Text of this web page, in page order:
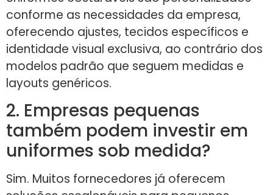
conforme as necessidades da empresa,
oferecendo ajustes, tecidos específicos e
identidade visual exclusiva, ao contrário dos
modelos padrão que seguem medidas e
layouts genéricos.
2. Empresas pequenas
também podem investir em
uniformes sob medida?
Sim. Muitos fornecedores já oferecem